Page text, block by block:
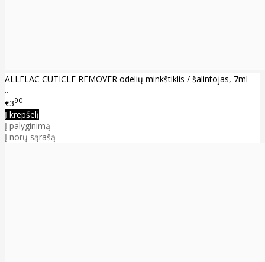
ALLELAC CUTICLE REMOVER odelių minkštiklis / šalintojas, 7ml
..
€390
Į krepšelį
Į palyginimą
Į norų sąrašą